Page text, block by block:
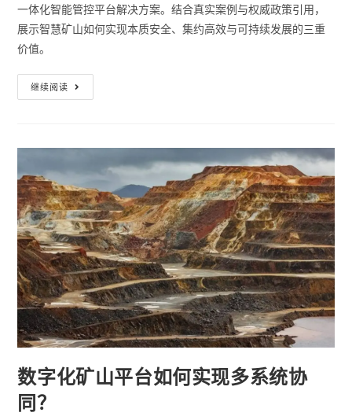
一体化智能管控平台解决方案。结合真实案例与权威政策引用，
展示智慧矿山如何实现本质安全、集约高效与可持续发展的三重
价值。
继续阅读
数字化矿山平台如何实现多系统协
同？